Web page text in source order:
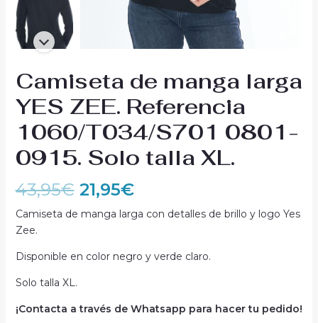
Camiseta de manga larga
YES ZEE. Referencia
1060/T034/S701 0801-
0915. Solo talla XL.
43,95€ 21,95€
Camiseta de manga larga con detalles de brillo y logo Yes
Zee.
Disponible en color negro y verde claro.
Solo talla XL.
¡Contacta a través de Whatsapp para hacer tu pedido!